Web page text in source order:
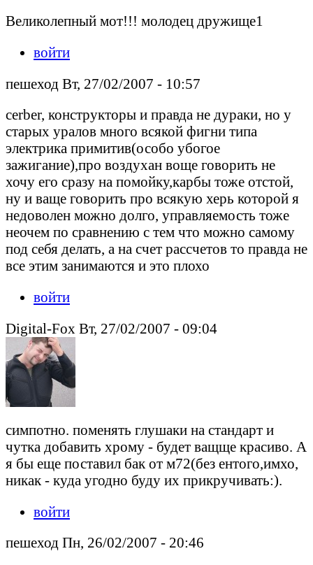
Великолепный мот!!! молодец дружище1
войти
пешеход Вт, 27/02/2007 - 10:57
cerber, конструкторы и правда не дураки, но у
старых уралов много всякой фигни типа
электрика примитив(особо убогое
зажигание),про воздухан воще говорить не
хочу его сразу на помойку,карбы тоже отстой,
ну и ваще говорить про всякую херь которой я
недоволен можно долго, управляемость тоже
неочем по сравнению с тем что можно самому
под себя делать, а на счет рассчетов то правда не
все этим занимаются и это плохо
войти
Digital-Fox Вт, 27/02/2007 - 09:04
симпотно. поменять глушаки на стандарт и
чутка добавить хрому - будет ващще красиво. А
я бы еще поставил бак от м72(без ентого,имхо,
никак - куда угодно буду их прикручивать:).
войти
пешеход Пн, 26/02/2007 - 20:46